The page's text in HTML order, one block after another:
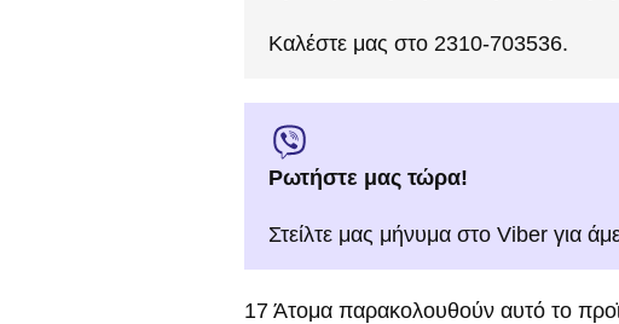
Καλέστε μας στο 2310-703536.
Ρωτήστε μας τώρα!
Στείλτε μας μήνυμα στο Viber για
17 Άτομα παρακολουθούν αυτό το